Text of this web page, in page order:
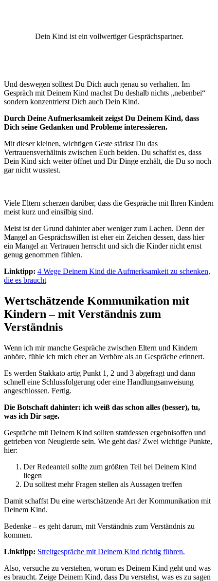
Dein Kind ist ein vollwertiger Gesprächspartner.
Und deswegen solltest Du Dich auch genau so verhalten. Im
Gespräch mit Deinem Kind machst Du deshalb nichts „nebenbei“
sondern konzentrierst Dich auch Dein Kind.
Durch Deine Aufmerksamkeit zeigst Du Deinem Kind, dass
Dich seine Gedanken und Probleme interessieren.
Mit dieser kleinen, wichtigen Geste stärkst Du das
Vertrauensverhältnis zwischen Euch beiden. Du schaffst es, dass
Dein Kind sich weiter öffnet und Dir Dinge erzhält, die Du so noch
gar nicht wusstest.
Viele Eltern scherzen darüber, dass die Gespräche mit Ihren Kindern
meist kurz und einsilbig sind.
Meist ist der Grund dahinter aber weniger zum Lachen. Denn der
Mangel an Gesprächswillen ist eher ein Zeichen dessen, dass hier
ein Mangel an Vertrauen herrscht und sich die Kinder nicht ernst
genug genommen fühlen.
Linktipp: 4 Wege Deinem Kind die Aufmerksamkeit zu schenken,
die es braucht
Wertschätzende Kommunikation mit
Kindern – mit Verständnis zum
Verständnis
Wenn ich mir manche Gespräche zwischen Eltern und Kindern
anhöre, fühle ich mich eher an Verhöre als an Gespräche erinnert.
Es werden Stakkato artig Punkt 1, 2 und 3 abgefragt und dann
schnell eine Schlussfolgerung oder eine Handlungsanweisung
angeschlossen. Fertig.
Die Botschaft dahinter: ich weiß das schon alles (besser), tu,
was ich Dir sage.
Gespräche mit Deinem Kind sollten stattdessen ergebnisoffen und
getrieben von Neugierde sein. Wie geht das? Zwei wichtige Punkte,
hier:
Der Redeanteil sollte zum größten Teil bei Deinem Kind
liegen
Du solltest mehr Fragen stellen als Aussagen treffen
Damit schaffst Du eine wertschätzende Art der Kommunikation mit
Deinem Kind.
Bedenke – es geht darum, mit Verständnis zum Verständnis zu
kommen.
Linktipp: Streitgespräche mit Deinem Kind richtig führen.
Also, versuche zu verstehen, worum es Deinem Kind geht und was
es braucht. Zeige Deinem Kind, dass Du verstehst, was es zu sagen